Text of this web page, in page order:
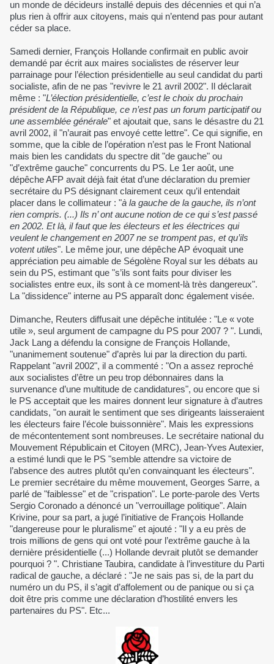
un monde de décideurs installé depuis des décennies et qui n’a
plus rien à offrir aux citoyens, mais qui n’entend pas pour autant
céder sa place.
Samedi dernier, François Hollande confirmait en public avoir
demandé par écrit aux maires socialistes de réserver leur
parrainage pour l’élection présidentielle au seul candidat du parti
socialiste, afin de ne pas "revivre le 21 avril 2002". Il déclarait
même : "L’élection présidentielle, c’est le choix du prochain
président de la République, ce n’est pas un forum participatif ou
une assemblée générale" et ajoutait que, sans le désastre du 21
avril 2002, il "n’aurait pas envoyé cette lettre". Ce qui signifie, en
somme, que la cible de l’opération n’est pas le Front National
mais bien les candidats du spectre dit "de gauche" ou
"d’extrême gauche" concurrents du PS. Le 1er août, une
dépêche AFP avait déjà fait état d’une déclaration du premier
secrétaire du PS désignant clairement ceux qu’il entendait
placer dans le collimateur : "à la gauche de la gauche, ils n’ont
rien compris. (...) Ils n’ ont aucune notion de ce qui s’est passé
en 2002. Et là, il faut que les électeurs et les électrices qui
veulent le changement en 2007 ne se trompent pas, et qu’ils
votent utiles". Le même jour, une dépêche AP évoquait une
appréciation peu aimable de Ségolène Royal sur les débats au
sein du PS, estimant que "s’ils sont faits pour diviser les
socialistes entre eux, ils sont à ce moment-là très dangereux".
La "dissidence" interne au PS apparaît donc également visée.
Dimanche, Reuters diffusait une dépêche intitulée : "Le « vote
utile », seul argument de campagne du PS pour 2007 ? ". Lundi,
Jack Lang a défendu la consigne de François Hollande,
"unanimement soutenue" d’après lui par la direction du parti.
Rappelant "avril 2002", il a commenté : "On a assez reproché
aux socialistes d’être un peu trop débonnaires dans la
survenance d’une multitude de candidatures", ou encore que si
le PS acceptait que les maires donnent leur signature à d’autres
candidats, "on aurait le sentiment que ses dirigeants laisseraient
les électeurs faire l’école buissonnière". Mais les expressions
de mécontentement sont nombreuses. Le secrétaire national du
Mouvement Républicain et Citoyen (MRC), Jean-Yves Autexier,
a estimé lundi que le PS "semble attendre sa victoire de
l’absence des autres plutôt qu’en convainquant les électeurs".
Le premier secrétaire du même mouvement, Georges Sarre, a
parlé de "faiblesse" et de "crispation". Le porte-parole des Verts
Sergio Coronado a dénoncé un "verrouillage politique". Alain
Krivine, pour sa part, a jugé l’initiative de François Hollande
"dangereuse pour le pluralisme" et ajouté : "Il y a eu près de
trois millions de gens qui ont voté pour l’extrême gauche à la
dernière présidentielle (...) Hollande devrait plutôt se demander
pourquoi ? ". Christiane Taubira, candidate à l’investiture du Parti
radical de gauche, a déclaré : "Je ne sais pas si, de la part du
numéro un du PS, il s’agit d’affolement ou de panique ou si ça
doit être pris comme une déclaration d’hostilité envers les
partenaires du PS". Etc...